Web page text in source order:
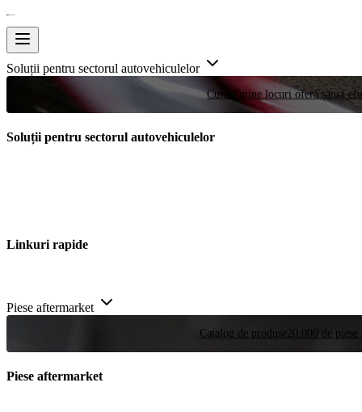
Soluții pentru sectorul autovehiculelor
Curse Puține locuri oferă șansa
Soluții pentru sectorul autovehiculelor
Linkuri rapide
Piese aftermarket
Catalog de produse 20.000 de
Piese aftermarket